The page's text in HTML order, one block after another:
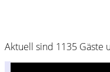
Aktuell sind 1135 Gäste